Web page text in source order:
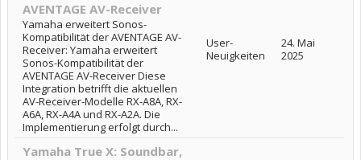
AVENTAGE AV-Receiver
Yamaha erweitert Sonos-
Kompatibilität der AVENTAGE AV-
Receiver: Yamaha erweitert
Sonos-Kompatibilität der
AVENTAGE AV-Receiver Diese
Integration betrifft die aktuellen
AV-Receiver-Modelle RX-A8A, RX-
A6A, RX-A4A und RX-A2A. Die
Implementierung erfolgt durch...
User-
Neuigkeiten
24. Mai
2025
Yamaha True X: Soundbar,